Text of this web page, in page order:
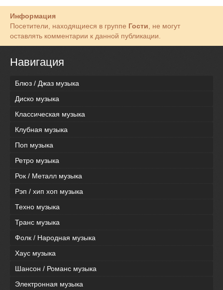
Информация
Посетители, находящиеся в группе Гости, не могут
оставлять комментарии к данной публикации.
Навигация
Блюз / Джаз музыка
Диско музыка
Классическая музыка
Клубная музыка
Поп музыка
Ретро музыка
Рок / Металл музыка
Рэп / хип хоп музыка
Техно музыка
Транс музыка
Фолк / Народная музыка
Хаус музыка
Шансон / Романс музыка
Электронная музыка